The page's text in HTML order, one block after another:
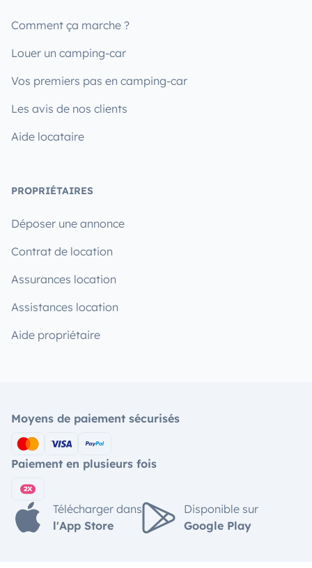
Comment ça marche ?
Louer un camping-car
Vos premiers pas en camping-car
Les avis de nos clients
Aide locataire
PROPRIÉTAIRES
Déposer une annonce
Contrat de location
Assurances location
Assistances location
Aide propriétaire
Moyens de paiement sécurisés
Paiement en plusieurs fois
Télécharger dans
l'App Store
Disponible sur
Google Play